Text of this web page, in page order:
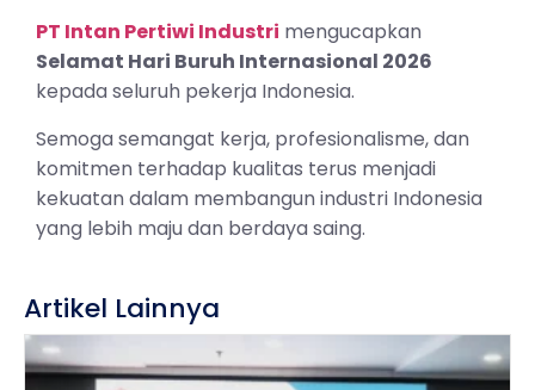
PT Intan Pertiwi Industri mengucapkan
Selamat Hari Buruh Internasional 2026
kepada seluruh pekerja Indonesia.
Semoga semangat kerja, profesionalisme, dan
komitmen terhadap kualitas terus menjadi
kekuatan dalam membangun industri Indonesia
yang lebih maju dan berdaya saing.
Artikel Lainnya